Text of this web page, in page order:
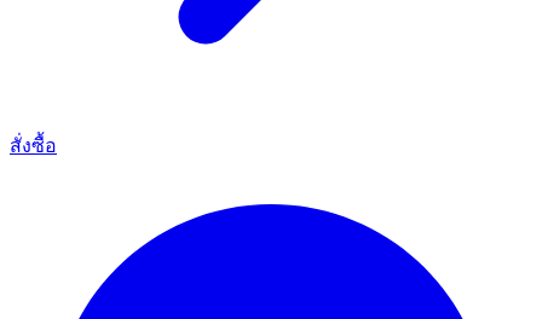
สั่งซื้อ